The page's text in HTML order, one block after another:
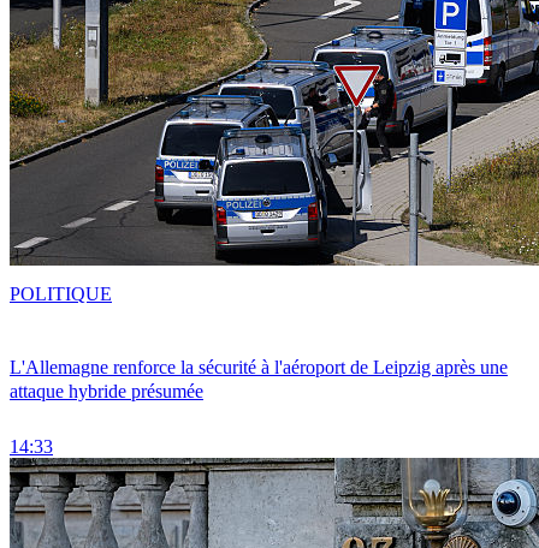
L'Allemagne renforce la sécurité à l'aéroport de Leipzig après une
attaque hybride présumée
14:33
POLITIQUE